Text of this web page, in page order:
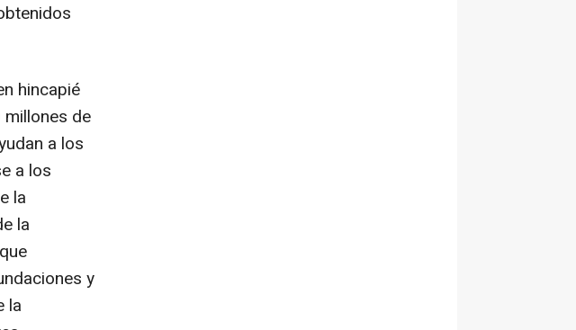
hincapié
de
a los
a los
la
la
y
la